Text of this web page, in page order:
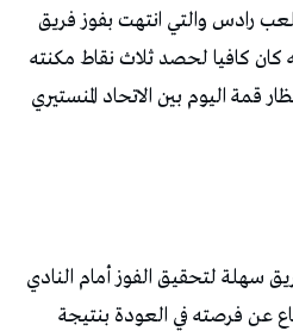
رادس والتي انتهت بفوز فريق
كافيا لحصد ثلاث نقاط مكنته
قمة اليوم بين الاتحاد المنستيري
سهلة لتحقيق الفوز أمام النادي
عن فرصته في العودة بنتيجة